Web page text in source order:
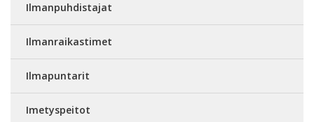
Ilmanpuhdistajat
Ilmanraikastimet
Ilmapuntarit
Imetyspeitot